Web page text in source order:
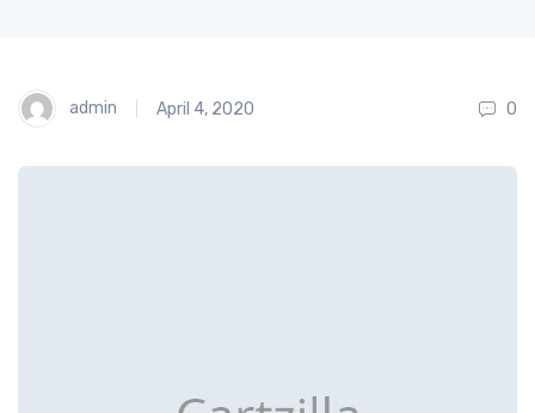
admin April 4, 2020 0